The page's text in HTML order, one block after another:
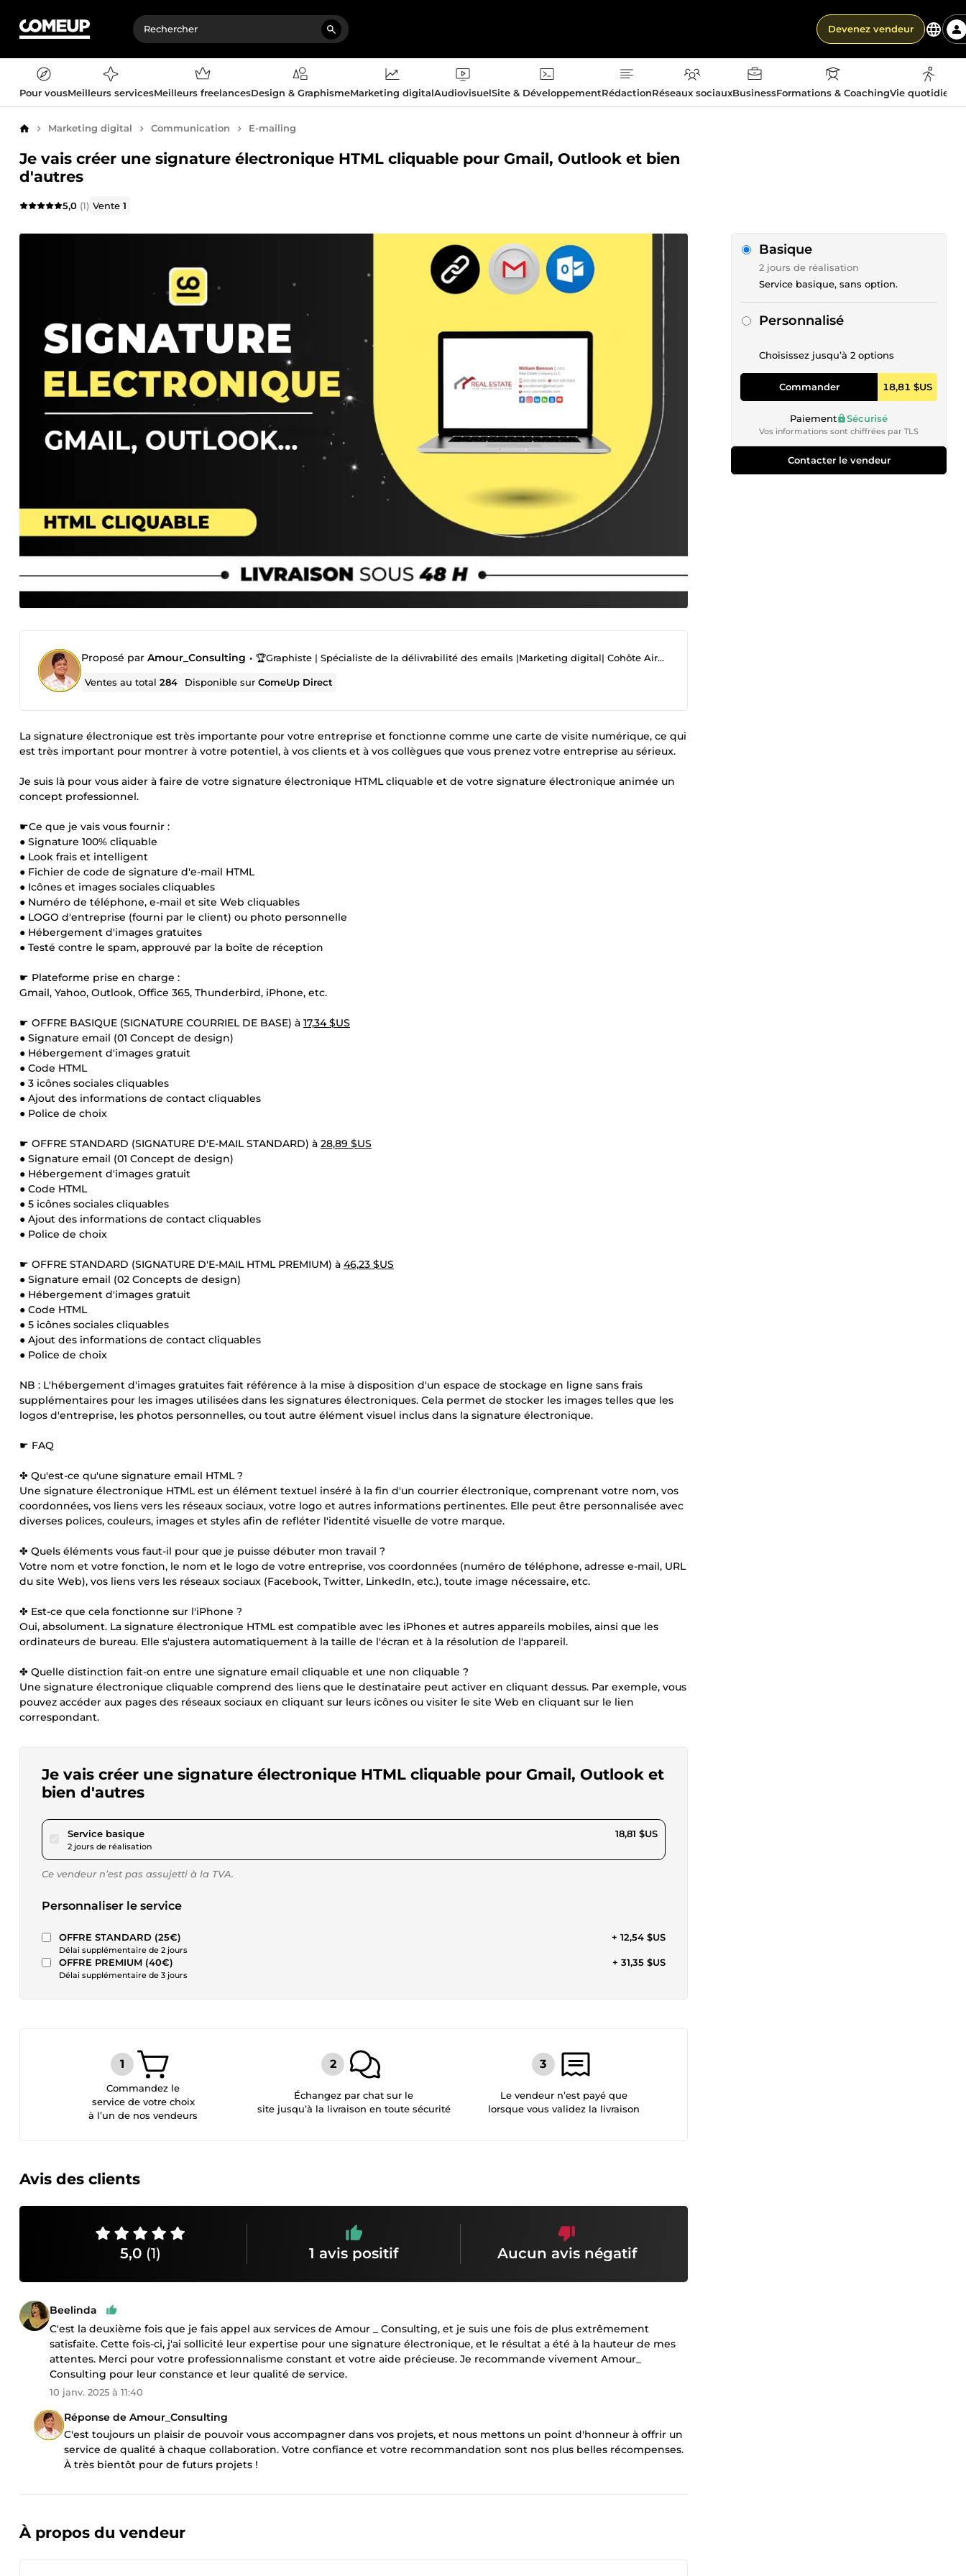
Devenez vendeur
Pour vousMeilleurs servicesMeilleurs freelancesDesign & GraphismeMarketing digitalAudiovisuelSite & DéveloppementRédactionRéseaux sociauxBusinessFormations & CoachingVie
AccueilMarketing digital Communication E-mailing
Je vais créer une signature électronique HTML cliquable pour Gmail, Outlook et bien
d'autres
5,0 (1) Vente1
Proposé par Amour_Consulting • 🏆Graphiste | Spécialiste de la délivrabilité des emails |Marketing digital| Cohôte Airbnb & Booking
Ventes au total284 Disponible surComeUp Direct
La signature électronique est très importante pour votre entreprise et fonctionne comme une carte de visite numérique, ce qui
est très important pour montrer à votre potentiel, à vos clients et à vos collègues que vous prenez votre entreprise au sérieux.
Je suis là pour vous aider à faire de votre signature électronique HTML cliquable et de votre signature électronique animée un
concept professionnel.
☛Ce que je vais vous fournir :
● Signature 100% cliquable
● Look frais et intelligent
● Fichier de code de signature d'e-mail HTML
● Icônes et images sociales cliquables
● Numéro de téléphone, e-mail et site Web cliquables
● LOGO d'entreprise (fourni par le client) ou photo personnelle
● Hébergement d'images gratuites
● Testé contre le spam, approuvé par la boîte de réception
☛ Plateforme prise en charge :
Gmail, Yahoo, Outlook, Office 365, Thunderbird, iPhone, etc.
☛ OFFRE BASIQUE (SIGNATURE COURRIEL DE BASE) à 17,34 $US
● Signature email (01 Concept de design)
● Hébergement d'images gratuit
● Code HTML
● 3 icônes sociales cliquables
● Ajout des informations de contact cliquables
● Police de choix
☛ OFFRE STANDARD (SIGNATURE D'E-MAIL STANDARD) à 28,89 $US
● Signature email (01 Concept de design)
● Hébergement d'images gratuit
● Code HTML
● 5 icônes sociales cliquables
● Ajout des informations de contact cliquables
● Police de choix
☛ OFFRE STANDARD (SIGNATURE D'E-MAIL HTML PREMIUM) à 46,23 $US
● Signature email (02 Concepts de design)
● Hébergement d'images gratuit
● Code HTML
● 5 icônes sociales cliquables
● Ajout des informations de contact cliquables
● Police de choix
NB : L'hébergement d'images gratuites fait référence à la mise à disposition d'un espace de stockage en ligne sans frais
supplémentaires pour les images utilisées dans les signatures électroniques. Cela permet de stocker les images telles que les
logos d'entreprise, les photos personnelles, ou tout autre élément visuel inclus dans la signature électronique.
☛ FAQ
✤ Qu'est-ce qu'une signature email HTML ?
Une signature électronique HTML est un élément textuel inséré à la fin d'un courrier électronique, comprenant votre nom, vos
coordonnées, vos liens vers les réseaux sociaux, votre logo et autres informations pertinentes. Elle peut être personnalisée avec
diverses polices, couleurs, images et styles afin de refléter l'identité visuelle de votre marque.
✤ Quels éléments vous faut-il pour que je puisse débuter mon travail ?
Votre nom et votre fonction, le nom et le logo de votre entreprise, vos coordonnées (numéro de téléphone, adresse e-mail, URL
du site Web), vos liens vers les réseaux sociaux (Facebook, Twitter, LinkedIn, etc.), toute image nécessaire, etc.
✤ Est-ce que cela fonctionne sur l'iPhone ?
Oui, absolument. La signature électronique HTML est compatible avec les iPhones et autres appareils mobiles, ainsi que les
ordinateurs de bureau. Elle s'ajustera automatiquement à la taille de l'écran et à la résolution de l'appareil.
✤ Quelle distinction fait-on entre une signature email cliquable et une non cliquable ?
Une signature électronique cliquable comprend des liens que le destinataire peut activer en cliquant dessus. Par exemple, vous
pouvez accéder aux pages des réseaux sociaux en cliquant sur leurs icônes ou visiter le site Web en cliquant sur le lien
correspondant.
Je vais créer une signature électronique HTML cliquable pour Gmail, Outlook et
bien d'autres
Service basiquepour 17,34 $US
2 jours de réalisation
18,81 $US
Ce vendeur n’est pas assujetti à la TVA.
Personnaliser le service
OFFRE STANDARD (25€)
Délai supplémentaire de 2 jours
+ 12,54 $US
OFFRE PREMIUM (40€)
Délai supplémentaire de 3 jours
+ 31,35 $US
Basique
2 jours de réalisation
Service basique, sans option.
Personnalisé
Choisissez jusqu’à 2 options
Commander 18,81 $US
Paiement Sécurisé
Vos informations sont chiffrées par TLS
Contacter le vendeur
Commandez le
service de votre choix
à l’un de nos vendeurs
Échangez par chat sur le
site jusqu’à la livraison en toute sécurité
Le vendeur n’est payé que
lorsque vous validez la livraison
Avis des clients
5,0 (1) 1 avis positif Aucun avis négatif
Beelinda
C'est la deuxième fois que je fais appel aux services de Amour _ Consulting, et je suis une fois de plus extrêmement
satisfaite. Cette fois-ci, j'ai sollicité leur expertise pour une signature électronique, et le résultat a été à la hauteur de mes
attentes. Merci pour votre professionnalisme constant et votre aide précieuse. Je recommande vivement Amour_
Consulting pour leur constance et leur qualité de service.
10 janv. 2025 à 11:40
Réponse de Amour_Consulting
C'est toujours un plaisir de pouvoir vous accompagner dans vos projets, et nous mettons un point d'honneur à offrir un
service de qualité à chaque collaboration. Votre confiance et votre recommandation sont nos plus belles récompenses.
À très bientôt pour de futurs projets !
À propos du vendeur